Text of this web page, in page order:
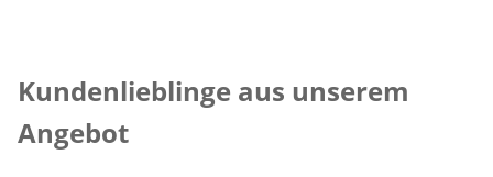
Kundenlieblinge aus unserem
Angebot